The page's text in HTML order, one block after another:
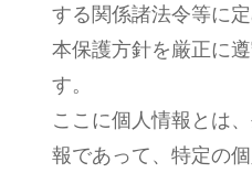
する関係諸法令等に
本保護方針を厳正に
す。
ここに個人情報とは
報であって、特定の